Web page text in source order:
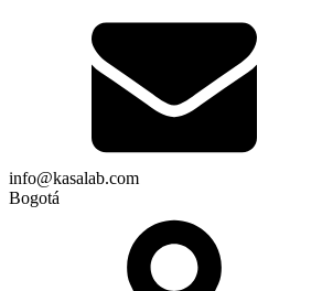
info@kasalab.com
Bogotá